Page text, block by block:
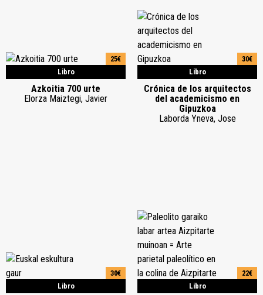
Libro
25€
Azkoitia 700 urte
Elorza Maiztegi, Javier
Libro
30€
Crónica de los arquitectos
del academicismo en
Gipuzkoa
Laborda Yneva, Jose
Libro
30€
Libro
22€